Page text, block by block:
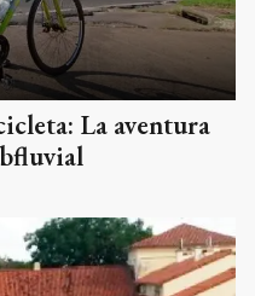
La aventura